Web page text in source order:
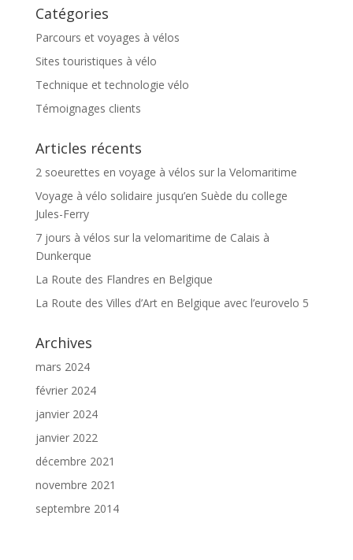
Catégories
Parcours et voyages à vélos
Sites touristiques à vélo
Technique et technologie vélo
Témoignages clients
Articles récents
2 soeurettes en voyage à vélos sur la Velomaritime
Voyage à vélo solidaire jusqu’en Suède du college
Jules-Ferry
7 jours à vélos sur la velomaritime de Calais à
Dunkerque
La Route des Flandres en Belgique
La Route des Villes d’Art en Belgique avec l’eurovelo 5
Archives
mars 2024
février 2024
janvier 2024
janvier 2022
décembre 2021
novembre 2021
septembre 2014